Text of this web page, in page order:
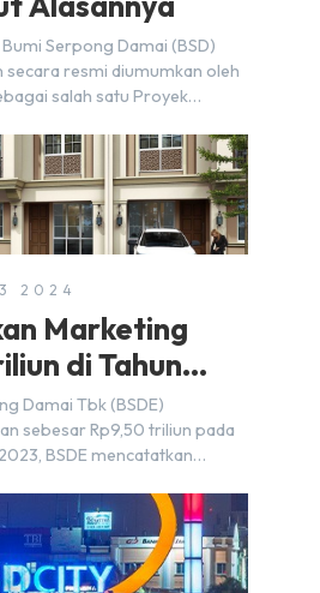
Serpong Damai (BSD)
secara resmi diumumkan oleh
salah satu Proyek
Bidang Perekonomian,
Rapat Terbatas (ratas)
Kepresidenan pada hari Senin,
2024
Marketing
di Tahun
Damai Tbk (BSDE)
sebesar Rp9,50 triliun pada
BSDE mencatatkan
sebesar Rp8,80 triliun.
Wijaya menghadapi
maupun nasional dapat
masyarakat untuk membeli